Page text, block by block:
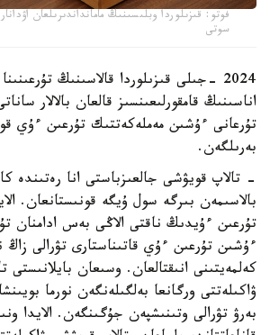
فوتو: قىزىلوردا وبلىسىنىڭ مامانداندىرىلعان
سوتى
2024 -جىلى قىزىلوردا قالاسىنىڭ
اناسىنىڭ قامقورلىعىنسىز قالعان بالالار
تۇرعانى ءۇشىن مەملەكەتتىك تۇرعىن ءۇي
بەرىلگەن.
بالاسىمەن بىرگە سول ۇيگە قونىستانعان.
تۇرعىن ءۇيدىڭ ناقتى الاڭى بەس ادامنان
ءۇشىن تۇرعىن ءۇي قاتىناستارى تۋرالى زاڭ
كەلمەيتىنى انىقتالعان. وسىعان بايلانىستى
ۋاكىلەتتى ورگانعا بەلگىلەنگەن نورما
بەرۋ تۋرالى وتىنىشپەن جۇگىنگەن. الايدا